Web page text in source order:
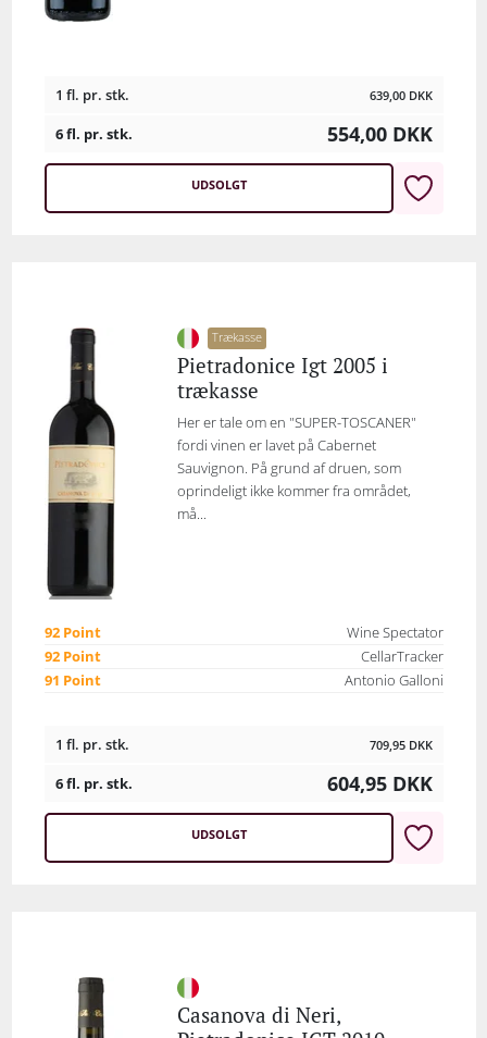
1 fl. pr. stk. 639,00 DKK
6 fl. pr. stk. 554,00 DKK
UDSOLGT
Trækasse
Pietradonice Igt 2005 i
trækasse
Her er tale om en "SUPER-TOSCANER"
fordi vinen er lavet på Cabernet
Sauvignon. På grund af druen, som
oprindeligt ikke kommer fra området,
må...
92 Point
Wine Spectator
92 Point
CellarTracker
91 Point
Antonio Galloni
1 fl. pr. stk. 709,95 DKK
6 fl. pr. stk. 604,95 DKK
UDSOLGT
Casanova di Neri,